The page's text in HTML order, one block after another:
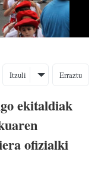
Itzuli Erraztu
ekitaldiak
ofizialki